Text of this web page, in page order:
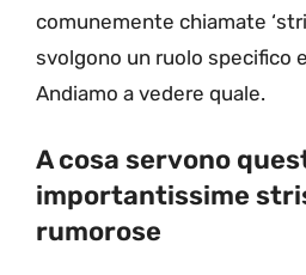
comunemente chiamate
svolgono un ruolo specifico
Andiamo a vedere quale.
A cosa servono
importantissime
rumorose